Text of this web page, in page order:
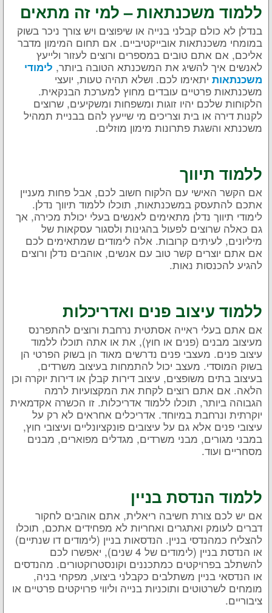
ללמוד משכנתאות – למי זה מתאים
בנדלן לא כולם קבלני בנייה או שיפוצים ויש צורך ניכר בשוק
במומחי משכנתאות אובייקטיביים. אם תחום המימון מדבר
אליכם, אם אתם טובים במספרים ורוצים לעזור ולייעץ
לאנשים איך להשיג את המשכנתא הטובה ביותר, לימודי
משכנתאות יתאימו לכם. ושלא תהיה טעות, יועצי
משכנתאות פרטיים עובדים מחוץ למערכת הבנקאית.
הלקוחות שלכם יהיו זוגות ומשפחות ומשקיעים, שרוצים
לקנות דירה או בית וצריכים מי שייעץ להם בבניית תמהיל
משכנתא והשגת פתרונות מימון מוזלים.
ללמוד תיווך
אם הקשר האישי עם הלקוח חשוב לכם, אבל פחות מעניין
אתכם להתעסק במשכנתאות, תוכלו ללמוד תיווך נדלן.
לימודי תיווך נדלן מתאימים לאנשים בעלי יכולת מכירה, אך
גם כאלה שרוצים לפעול בהגינות ולסגור עסקאות של
מיליונים, לעיתים קרובות. אלה לימודים שמתאימים לכם
אם אתם יוצרים קשר טוב עם אנשים, אוהבים נדלן ורוצים
להגיע להכנסות נאות.
ללמוד עיצוב פנים ואדריכלות
אם אתם בעלי ראייה אסתטית נרחבת ורוצים להתפרנס
מעיצוב מבנים (פנים או חוץ), את או אתה תוכלו ללמוד
עיצוב פנים. מעצבי פנים נדרשים מאוד הן בשוק הפרטי הן
בשוק המוסדי. מעצב יכול להתמחות בעיצוב משרדים,
בעיצוב בתים משופצים, עיצוב דירות קבלן או דירות יוקרה וכן
הלאה. אם אתם רוצים לקחת את המקצועיות לרמה
הגבוהה ביותר, תוכלו ללמוד אדריכלות. זו הכשרה אקדמאית
יוקרתית ונרחבת במיוחד. אדריכלים אחראים לא רק על
עיצובי פנים אלא גם על עיצובים פונקציונליים ועיצובי חוץ,
במבני מגורים, מבני משרדים, מגדלים מפוארים, מבנים
מסחריים ועוד.
ללמוד הנדסת בניין
אם יש לכם צורת חשיבה ריאלית, אתם אוהבים לחקור
דברים לעומק ואתגרים ואחריות לא מפחידים אתכם, תוכלו
להצליח כמהנדסי בניין. הנדסאות בניין (לימודים דו שנתיים)
או הנדסת בניין (לימודים של 4 שנים), יאפשרו לכם
להשתלב בפרויקטים כמתכננים וקונסטרוקטורים. מהנדסים
או הנדסאי בניין משתלבים כקבלני ביצוע, מפקחי בניה,
מומחים לשרטוטים ותוכניות בנייה וליווי פרויקטים פרטיים או
ציבוריים.